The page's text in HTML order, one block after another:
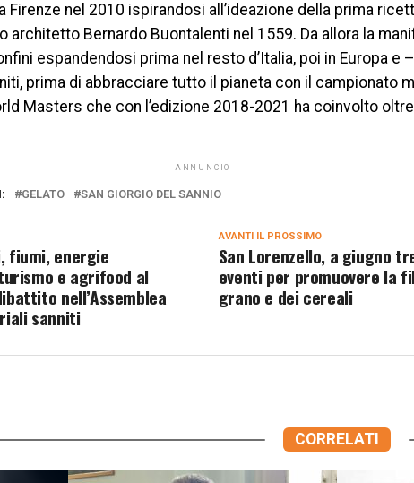
Firenze nel 2010 ispirandosi all’ideazione della prima
architetto Bernardo Buontalenti nel 1559. Da allora la
espandendosi prima nel resto d’Italia, poi in Europa e
prima di abbracciare tutto il pianeta con il campionato
Masters che con l’edizione 2018-2021 ha coinvolto
ANNUNCIO
GELATO SAN GIORGIO DEL SANNIO
AVANTI IL ​​PROSSIMO
San Lorenzello, a giugno
eventi per promuovere la
grano e dei cereali
fiumi, energie
e agrifood al
nell’Assemblea
sanniti
CORRELATI